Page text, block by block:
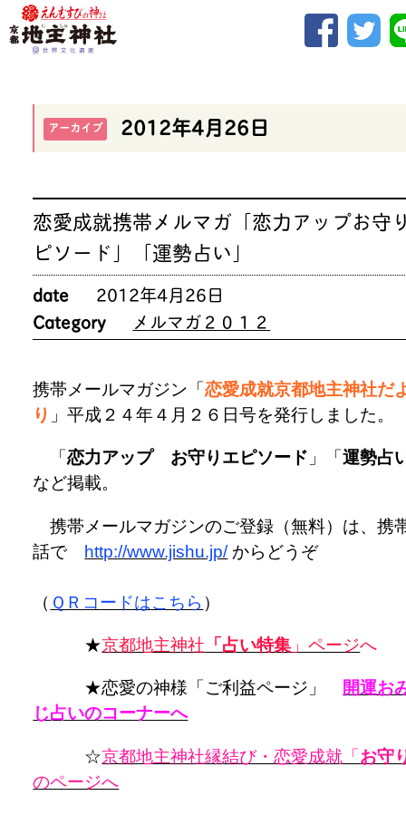
アーカイブ 2012年4月26日
恋愛成就携帯メルマガ「恋力アップお守
ピソード」「運勢占い」
date
2012年4月26日
Category
メルマガ２０１２
携帯メールマガジン「恋愛成就京都地主神社だ
り 」平成２４年４月２６日号を発行しました。
「恋力アップ お守りエピソード 」「運勢占
など掲載。
携帯メールマガジンのご登録（無料）は、携
話で http://www.jishu.jp/からどうぞ
（ ＱＲコードはこちら ）
★京都地主神社 「占い特集 」ページへ
★恋愛の神様「ご利益ページ」
開運お
じ占いのコーナーへ
☆京都地主神社縁結び・恋愛成就「お守
のページへ